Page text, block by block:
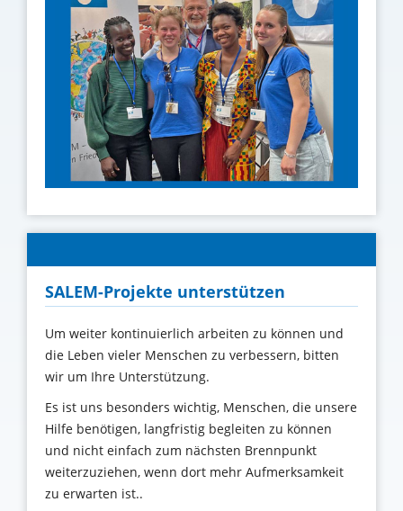
SALEM-Projekte unterstützen
Um weiter kontinuierlich arbeiten zu können und
die Leben vieler Menschen zu verbessern, bitten
wir um Ihre Unterstützung.
Es ist uns besonders wichtig, Menschen, die unsere
Hilfe benötigen, langfristig begleiten zu können
und nicht einfach zum nächsten Brennpunkt
weiterzuziehen, wenn dort mehr Aufmerksamkeit
zu erwarten ist..